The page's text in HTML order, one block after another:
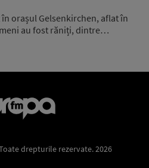
orașul Gelsenkirchen, aflat în
au fost răniți, dintre…
drepturile rezervate. 2026